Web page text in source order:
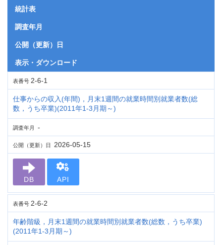
統計表
調査年月
公開（更新）日
表示・ダウンロード
表番号 2-6-1
仕事からの収入(年間)，月末1週間の就業時間別就業者数(総
数，うち卒業)(2011年1-3月期～)
調査年月 -
公開（更新）日 2026-05-15
DB API
表番号 2-6-2
年齢階級，月末1週間の就業時間別就業者数(総数，うち卒業)
(2011年1-3月期～)